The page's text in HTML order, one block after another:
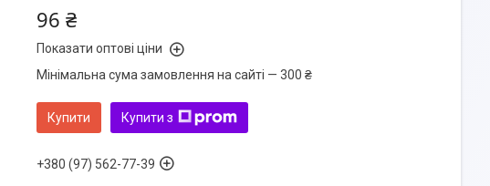
96 ₴
Показати оптові ціни
Мінімальна сума замовлення на сайті — 300 ₴
Купити Купити з
+380 (97) 562-77-39